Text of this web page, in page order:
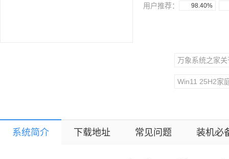
用户推荐： 98.40%
万象系统之家
Win11 25H2家
系统简介 下载地址 常见问题 装机必